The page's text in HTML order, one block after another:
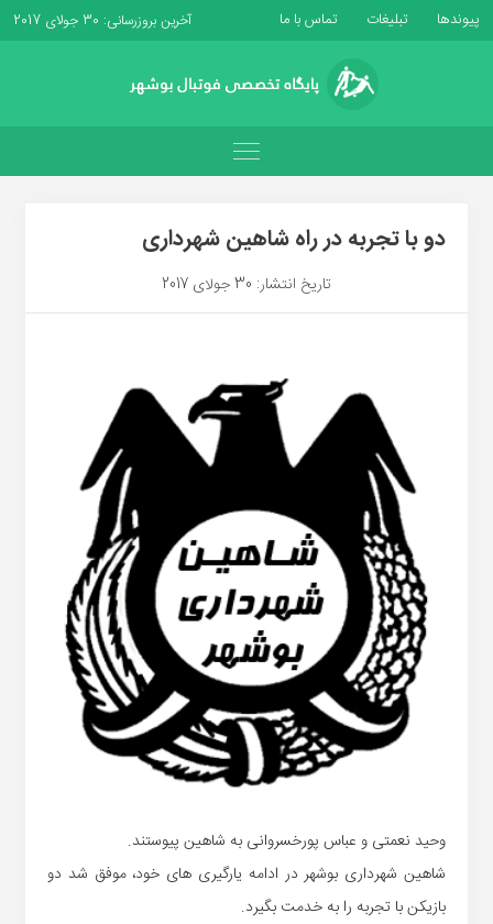
پیوندها تبلیغات تماس با ما آخرین بروزرسانی: 30 جولای 2017
دو با تجربه در راه شاهین شهرداری
تاریخ انتشار: 30 جولای 2017
وحید نعمتی و عباس پورخسروانی به شاهین پیوستند.
شاهین شهرداری بوشهر در ادامه یارگیری های خود، موفق شد دو
بازیکن با تجربه را به خدمت بگیرد.